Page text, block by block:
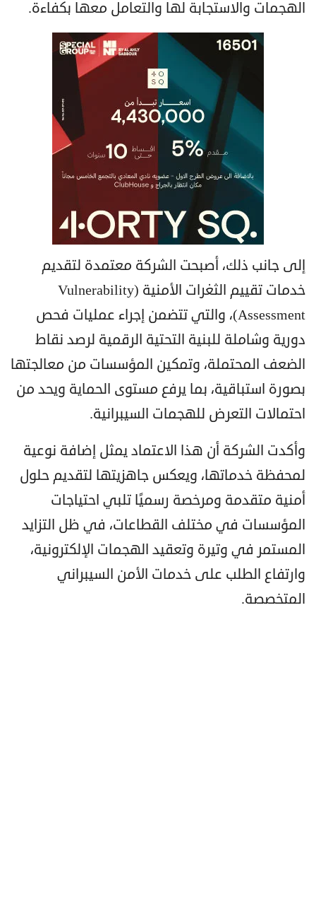
الهجمات والاستجابة لها والتعامل معها بكفاءة.
إلى جانب ذلك، أصبحت الشركة معتمدة لتقديم
خدمات تقييم الثغرات الأمنية (Vulnerability
Assessment)، والتي تتضمن إجراء عمليات فحص
دورية وشاملة للبنية التحتية الرقمية لرصد نقاط
الضعف المحتملة، وتمكين المؤسسات من معالجتها
بصورة استباقية، بما يرفع مستوى الحماية ويحد من
احتمالات التعرض للهجمات السيبرانية.
وأكدت الشركة أن هذا الاعتماد يمثل إضافة نوعية
لمحفظة خدماتها، ويعكس جاهزيتها لتقديم حلول
أمنية متقدمة ومرخصة رسميًا تلبي احتياجات
المؤسسات في مختلف القطاعات، في ظل التزايد
المستمر في وتيرة وتعقيد الهجمات الإلكترونية،
وارتفاع الطلب على خدمات الأمن السيبراني
المتخصصة.